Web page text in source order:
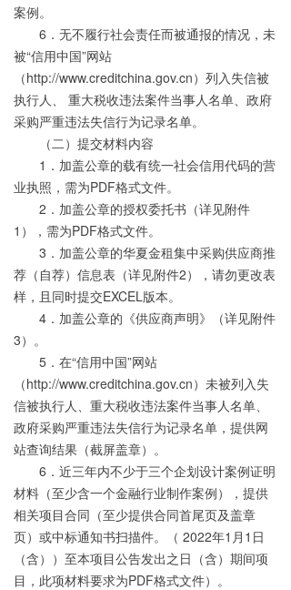
案例。
6．无不履行社会责任而被通报的情况，未
被“信用中国”网站
（http://www.creditchina.gov.cn）列入失信被
执行人、 重大税收违法案件当事人名单、政府
采购严重违法失信行为记录名单。
（二）提交材料内容
1．加盖公章的载有统一社会信用代码的营
业执照，需为PDF格式文件。
2．加盖公章的授权委托书（详见附件
1），需为PDF格式文件。
3．加盖公章的华夏金租集中采购供应商推
荐（自荐）信息表（详见附件2），请勿更改表
样，且同时提交EXCEL版本。
4．加盖公章的《供应商声明》（详见附件
3）。
5．在“信用中国”网站
（http://www.creditchina.gov.cn）未被列入失
信被执行人、重大税收违法案件当事人名单、
政府采购严重违法失信行为记录名单，提供网
站查询结果（截屏盖章）。
6．近三年内不少于三个企划设计案例证明
材料（至少含一个金融行业制作案例），提供
相关项目合同（至少提供合同首尾页及盖章
页）或中标通知书扫描件。（ 2022年1月1日
（含））至本项目公告发出之日（含）期间项
目，此项材料要求为PDF格式文件）。